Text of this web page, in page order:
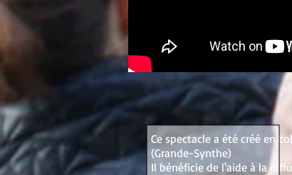
Ce spectacle a été créé en
(Grande-Synthe)
Il bénéficie de l'aide à la